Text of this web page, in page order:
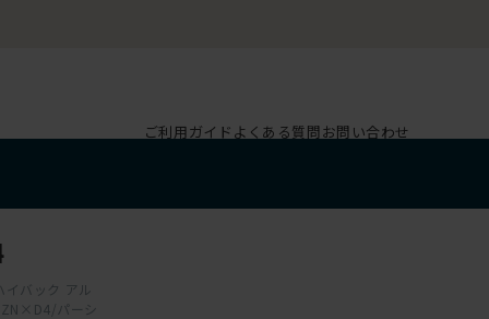
ご利用ガイド よくある質問お問い合わせ
バック アル
ZN×D4/パーシ